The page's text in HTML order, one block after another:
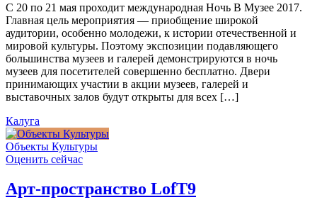
С 20 по 21 мая проходит международная Ночь В Музее 2017.
Главная цель мероприятия — приобщение широкой
аудитории, особенно молодежи, к истории отечественной и
мировой культуры. Поэтому экспозиции подавляющего
большинства музеев и галерей демонстрируются в ночь
музеев для посетителей совершенно бесплатно. Двери
принимающих участии в акции музеев, галерей и
выставочных залов будут открыты для всех […]
Калуга
Объекты Культуры
Оценить сейчас
Арт-пространство LofT9